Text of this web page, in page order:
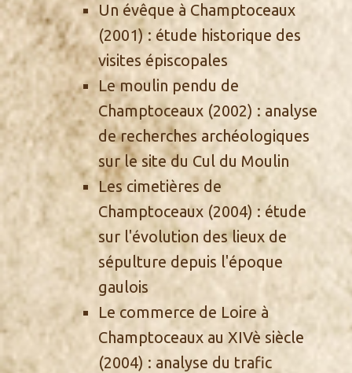
Un évêque à Champtoceaux
(2001) : étude historique des
visites épiscopales
Le moulin pendu de
Champtoceaux (2002) : analyse
de recherches archéologiques
sur le site du Cul du Moulin
Les cimetières de
Champtoceaux (2004) : étude
sur l'évolution des lieux de
sépulture depuis l'époque
gaulois
Le commerce de Loire à
Champtoceaux au XIVè siècle
(2004) : analyse du trafic